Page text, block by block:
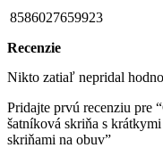
8586027659923
Recenzie
Nikto zatiaľ nepridal
Pridajte prvú recenziu pre
šatníková skriňa s
skriňami na obuv”